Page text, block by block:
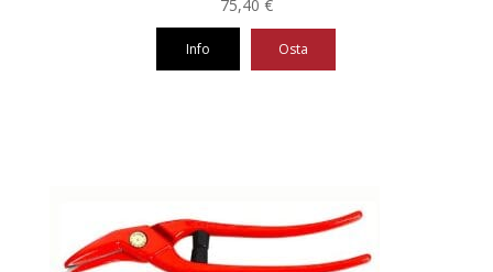
75,40 €
Info Osta